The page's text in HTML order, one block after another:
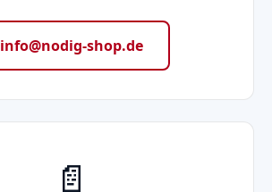
info@nodig-shop.de
📄